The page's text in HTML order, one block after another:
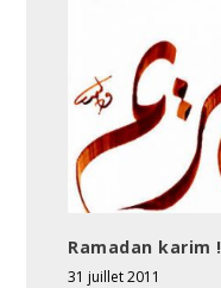
Ramadan karim !
31 juillet 2011